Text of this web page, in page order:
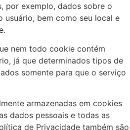
por exemplo, dados sobre o
bem como seu local e
nem todo cookie contém
já que determinados tipos de
somente para que o serviço
armazenadas em cookies
dados pessoais e todas as
de Privacidade também são